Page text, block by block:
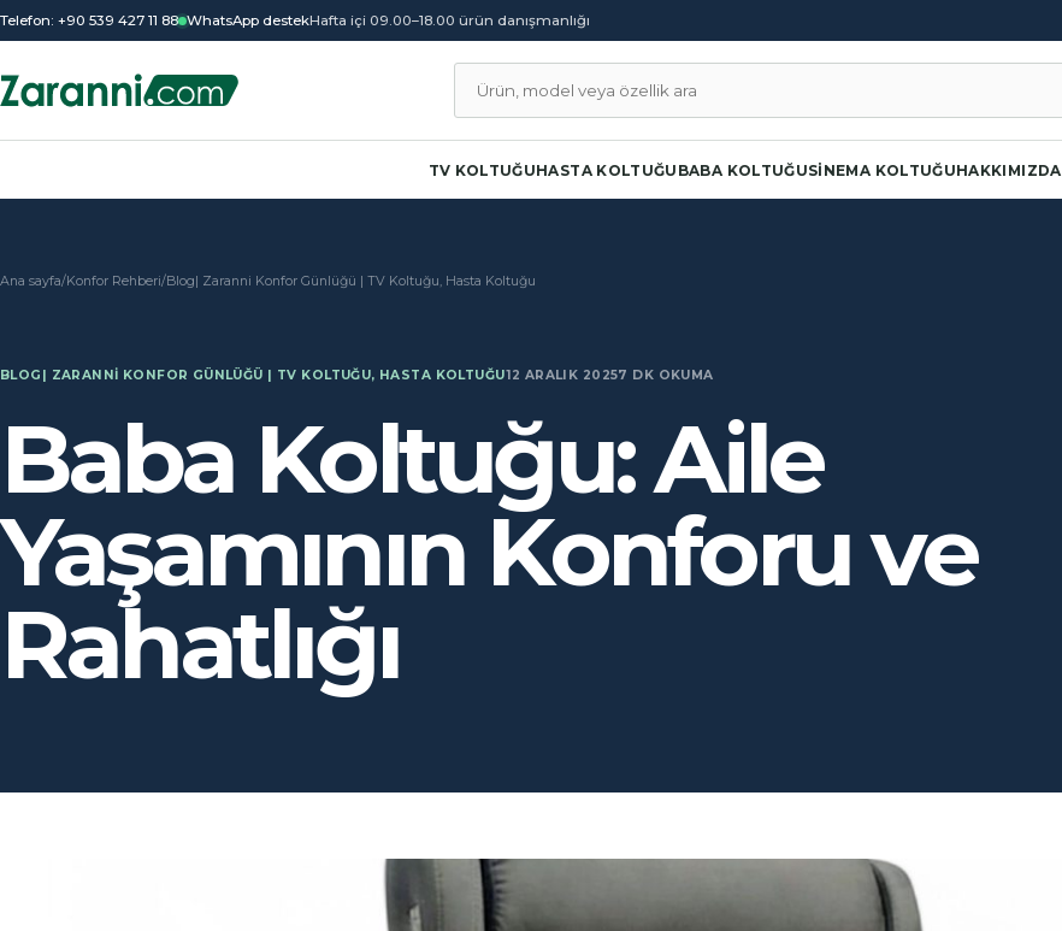
Telefon: +90 539 427 11 88 WhatsApp destekHafta içi 09.00–18.00 ürün danışmanlığı
Ürün ara
TV KOLTUĞUHASTA KOLTUĞU BABA KOLTUĞUSINEMA KOLTUĞUHAKKIMIZDA
Ana sayfa/Konfor Rehberi/Blog| Zaranni Konfor Günlüğü | TV Koltuğu, Hasta Koltuğu
BLOG| ZARANNI KONFOR GÜNLÜĞÜ | TV KOLTUĞU, HASTA KOLTUĞU12 ARALIK 20257 DK OKUMA
Baba Koltuğu: Aile
Yaşamının Konforu ve
Rahatlığı